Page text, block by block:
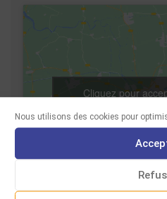
Nous utilisons des cookies pour
Cliquez pour